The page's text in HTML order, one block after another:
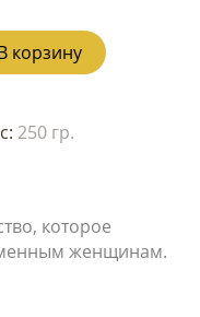
корзину
250 гр.
которое
женщинам.